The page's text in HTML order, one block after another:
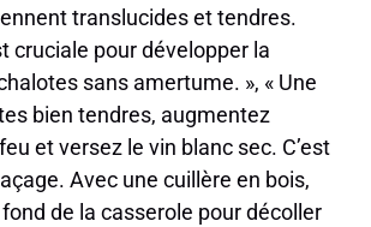
translucides et tendres.
cruciale pour développer la
sans amertume. », « Une
bien tendres, augmentez
et versez le vin blanc sec. C’est
Avec une cuillère en bois,
de la casserole pour décoller